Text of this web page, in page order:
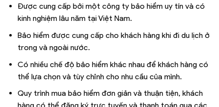
Được cung cấp bởi một công ty bảo hiểm uy tín và có
kinh nghiệm lâu năm tại Việt Nam.
Bảo hiểm được cung cấp cho khách hàng khi đi du lịch ở
trong và ngoài nước.
Có nhiều chế độ bảo hiểm khác nhau để khách hàng có
thể lựa chọn và tùy chỉnh cho nhu cầu của mình.
Quy trình mua bảo hiểm đơn giản và thuận tiện, khách